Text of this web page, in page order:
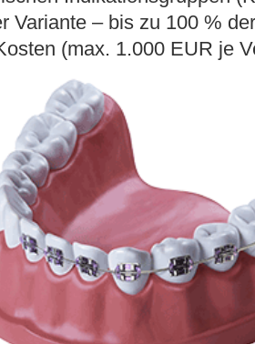
Variante – bis zu 100 %
(max. 1.000 EUR je